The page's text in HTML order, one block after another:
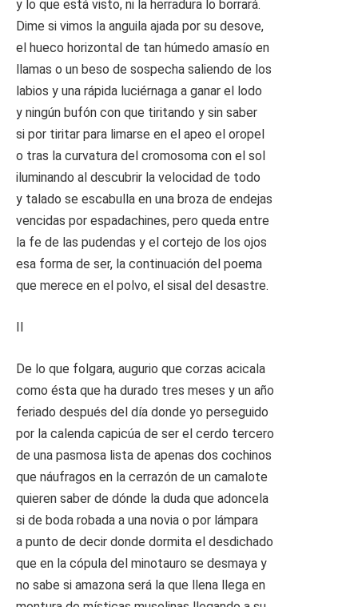
y lo que está visto, ni la herradura lo borrará.
Dime si vimos la anguila ajada por su desove,
el hueco horizontal de tan húmedo amasío en
llamas o un beso de sospecha saliendo de los
labios y una rápida luciérnaga a ganar el lodo
y ningún bufón con que tiritando y sin saber
si por tiritar para limarse en el apeo el oropel
o tras la curvatura del cromosoma con el sol
iluminando al descubrir la velocidad de todo
y talado se escabulla en una broza de endejas
vencidas por espadachines, pero queda entre
la fe de las pudendas y el cortejo de los ojos
esa forma de ser, la continuación del poema
que merece en el polvo, el sisal del desastre.
II
De lo que folgara, augurio que corzas acicala
como ésta que ha durado tres meses y un año
feriado después del día donde yo perseguido
por la calenda capicúa de ser el cerdo tercero
de una pasmosa lista de apenas dos cochinos
que náufragos en la cerrazón de un camalote
quieren saber de dónde la duda que adoncela
si de boda robada a una novia o por lámpara
a punto de decir donde dormita el desdichado
que en la cópula del minotauro se desmaya y
no sabe si amazona será la que llena llega en